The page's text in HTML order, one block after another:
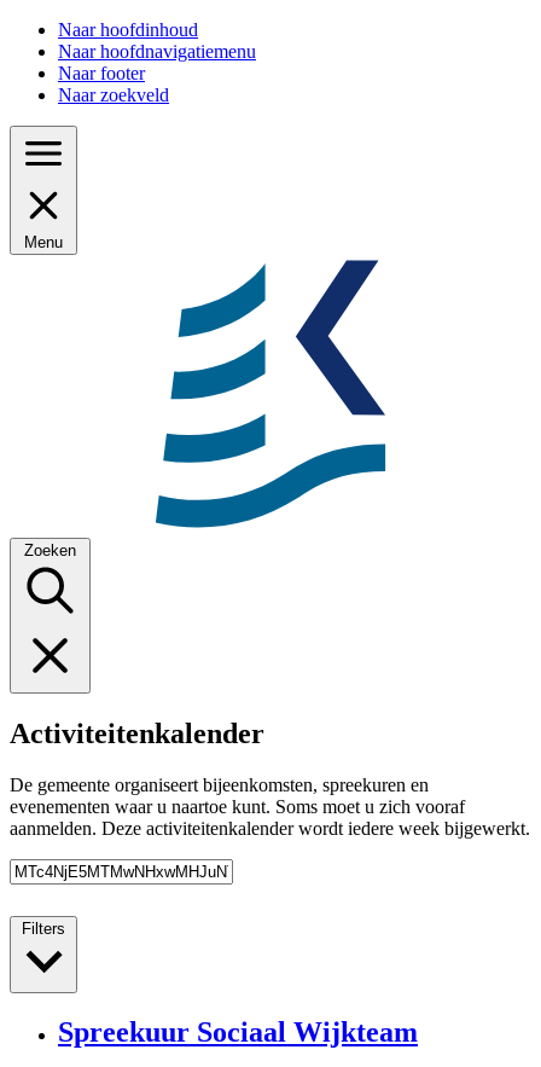
Naar hoofdinhoud
Naar hoofdnavigatiemenu
Naar footer
Naar zoekveld
Menu
Zoeken
Activiteitenkalender
De gemeente organiseert bijeenkomsten, spreekuren en
evenementen waar u naartoe kunt. Soms moet u zich vooraf
aanmelden. Deze activiteitenkalender wordt iedere week bijgewerkt.
Filters
Spreekuur Sociaal Wijkteam